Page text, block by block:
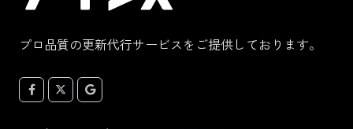
プロ品質の更新代行サービスをご提供しております。